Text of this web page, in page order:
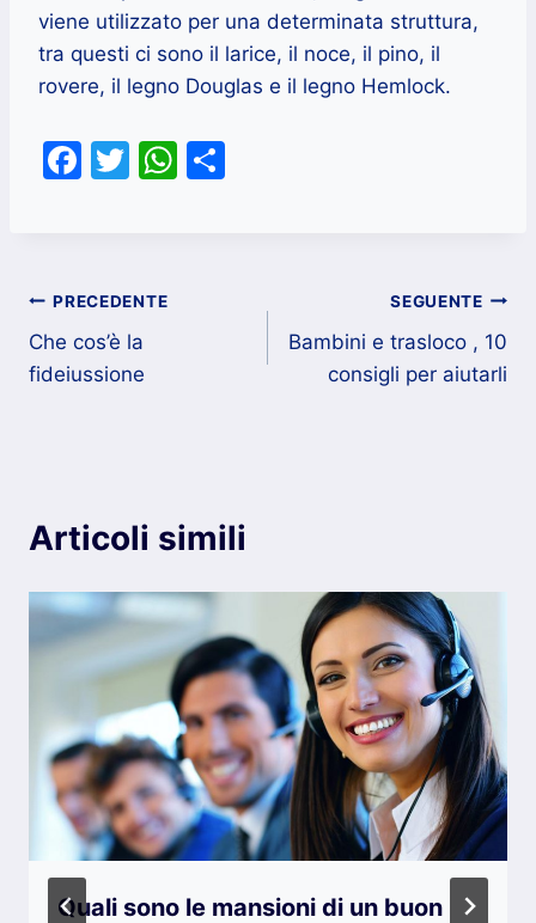
viene utilizzato per una determinata struttura,
tra questi ci sono il larice, il noce, il pino, il
rovere, il legno Douglas e il legno Hemlock.
F
b
o
o
T
W
Navigazione
articoli
PRECEDENTE
Che cos’è la
fideiussione
SEGUENTE
Bambini e trasloco , 10
consigli per aiutarli
Articoli simili
Quali sono le mansioni di un buon